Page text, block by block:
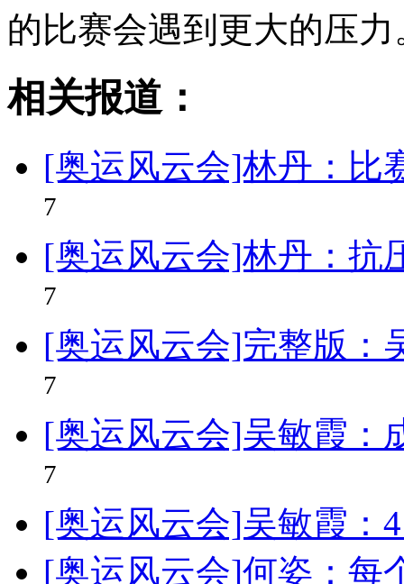
的比赛会遇到更大的压力
相关报道：
[奥运风云会]林丹：比
7
[奥运风云会]林丹：抗
7
[奥运风云会]完整版：
7
[奥运风云会]吴敏霞：
7
[奥运风云会]吴敏霞：
[奥运风云会]何姿：每